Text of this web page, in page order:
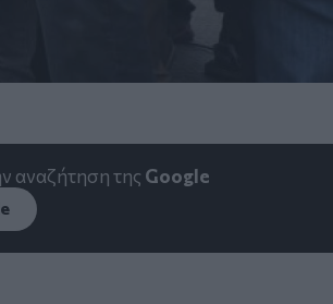
αναζήτηση της Google